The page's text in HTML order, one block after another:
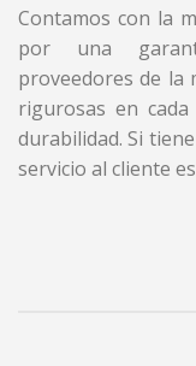
Contamos con la
por una
proveedores de la
rigurosas en
durabilidad. Si
servicio al cliente